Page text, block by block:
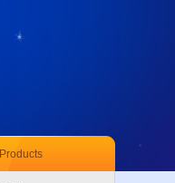
Products